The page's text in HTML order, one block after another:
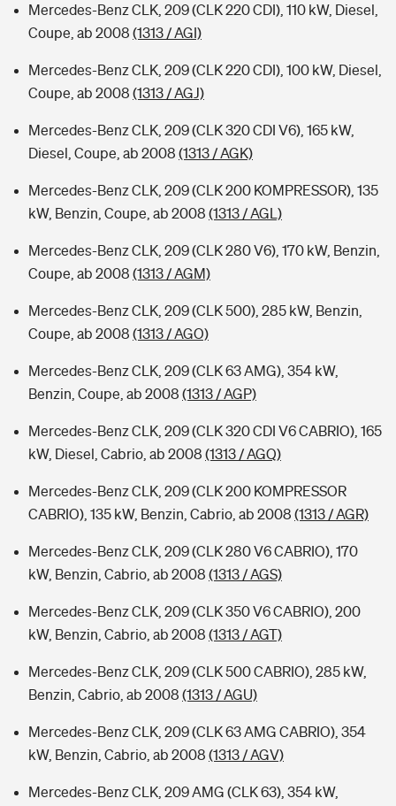
Mercedes-Benz CLK, 209 (CLK 220 CDI), 110 kW, Diesel,
Coupe, ab 2008 (1313 / AGI)
Mercedes-Benz CLK, 209 (CLK 220 CDI), 100 kW, Diesel,
Coupe, ab 2008 (1313 / AGJ)
Mercedes-Benz CLK, 209 (CLK 320 CDI V6), 165 kW,
Diesel, Coupe, ab 2008 (1313 / AGK)
Mercedes-Benz CLK, 209 (CLK 200 KOMPRESSOR), 135
kW, Benzin, Coupe, ab 2008 (1313 / AGL)
Mercedes-Benz CLK, 209 (CLK 280 V6), 170 kW, Benzin,
Coupe, ab 2008 (1313 / AGM)
Mercedes-Benz CLK, 209 (CLK 500), 285 kW, Benzin,
Coupe, ab 2008 (1313 / AGO)
Mercedes-Benz CLK, 209 (CLK 63 AMG), 354 kW,
Benzin, Coupe, ab 2008 (1313 / AGP)
Mercedes-Benz CLK, 209 (CLK 320 CDI V6 CABRIO), 165
kW, Diesel, Cabrio, ab 2008 (1313 / AGQ)
Mercedes-Benz CLK, 209 (CLK 200 KOMPRESSOR
CABRIO), 135 kW, Benzin, Cabrio, ab 2008 (1313 / AGR)
Mercedes-Benz CLK, 209 (CLK 280 V6 CABRIO), 170
kW, Benzin, Cabrio, ab 2008 (1313 / AGS)
Mercedes-Benz CLK, 209 (CLK 350 V6 CABRIO), 200
kW, Benzin, Cabrio, ab 2008 (1313 / AGT)
Mercedes-Benz CLK, 209 (CLK 500 CABRIO), 285 kW,
Benzin, Cabrio, ab 2008 (1313 / AGU)
Mercedes-Benz CLK, 209 (CLK 63 AMG CABRIO), 354
kW, Benzin, Cabrio, ab 2008 (1313 / AGV)
Mercedes-Benz CLK, 209 AMG (CLK 63), 354 kW,